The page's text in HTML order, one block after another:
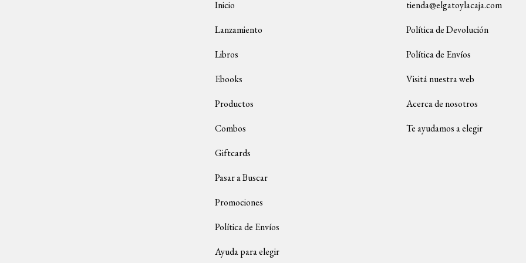
Inicio
Lanzamiento
Libros
Ebooks
Productos
Combos
Giftcards
Pasar a Buscar
Promociones
Política de Envíos
Ayuda para elegir
tienda@elgatoylacaja.com
Política de Devolución
Política de Envíos
Visitá nuestra web
Acerca de nosotros
Te ayudamos a elegir